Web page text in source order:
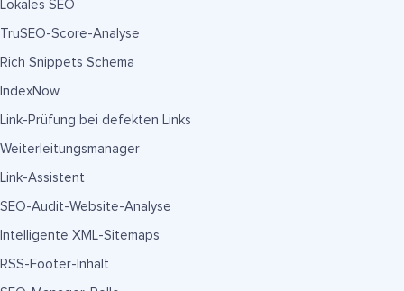
Lokales SEO
TruSEO-Score-Analyse
Rich Snippets Schema
IndexNow
Link-Prüfung bei defekten Links
Weiterleitungsmanager
Link-Assistent
SEO-Audit-Website-Analyse
Intelligente XML-Sitemaps
RSS-Footer-Inhalt